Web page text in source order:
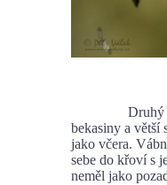
Druhý den
bekasiny a větší
jako včera.
sebe do křoví s
neměl jako